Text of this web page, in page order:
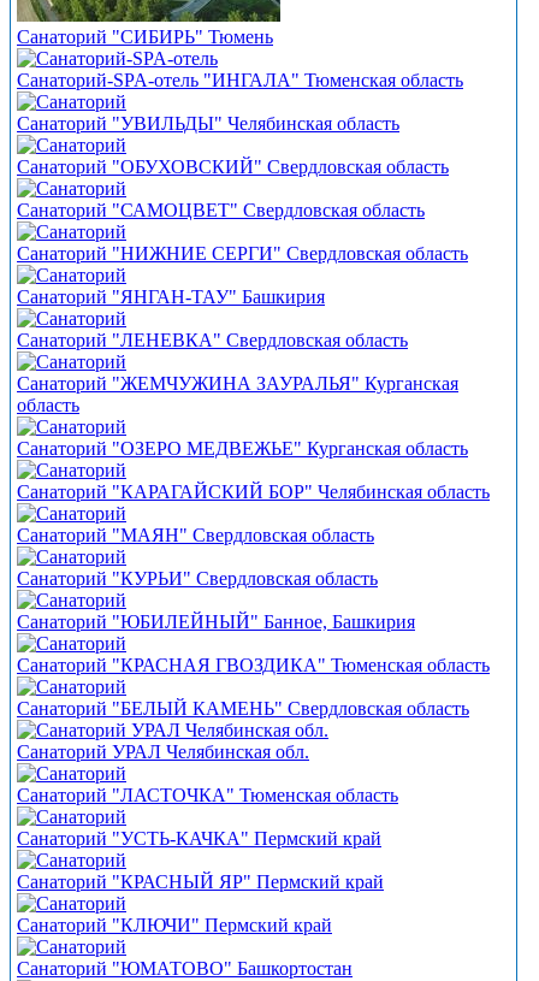
Санаторий "СИБИРЬ" Тюмень
Санаторий-SPA-отель "ИНГАЛА" Тюменская область
Санаторий "УВИЛЬДЫ" Челябинская область
Санаторий "ОБУХОВСКИЙ" Свердловская область
Санаторий "САМОЦВЕТ" Свердловская область
Санаторий "НИЖНИЕ СЕРГИ" Свердловская область
Санаторий "ЯНГАН-ТАУ" Башкирия
Санаторий "ЛЕНЕВКА" Свердловская область
Санаторий "ЖЕМЧУЖИНА ЗАУРАЛЬЯ" Курганская
область
Санаторий "ОЗЕРО МЕДВЕЖЬЕ" Курганская область
Санаторий "КАРАГАЙСКИЙ БОР" Челябинская область
Санаторий "МАЯН" Свердловская область
Санаторий "КУРЬИ" Свердловская область
Санаторий "ЮБИЛЕЙНЫЙ" Банное, Башкирия
Санаторий "КРАСНАЯ ГВОЗДИКА" Тюменская область
Санаторий "БЕЛЫЙ КАМЕНЬ" Свердловская область
Санаторий УРАЛ Челябинская обл.
Санаторий "ЛАСТОЧКА" Тюменская область
Санаторий "УСТЬ-КАЧКА" Пермский край
Санаторий "КРАСНЫЙ ЯР" Пермский край
Санаторий "КЛЮЧИ" Пермский край
Санаторий "ЮМАТОВО" Башкортостан